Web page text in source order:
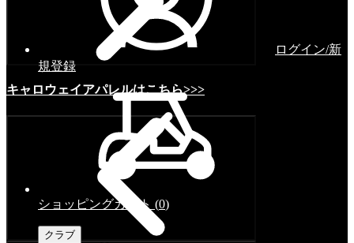
キャロウェイアパレルはこちら>>>
ログイン/新
規登録
ショッピングカート (0)
クラブ